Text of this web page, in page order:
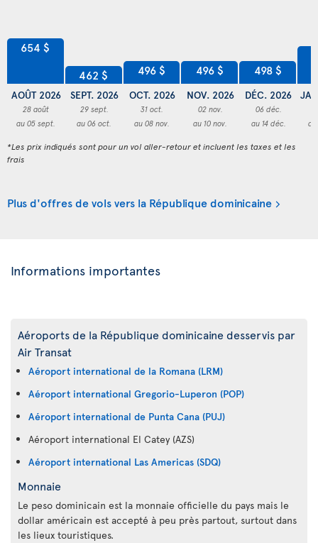
654 $
AOÛT 2026
28 août
au 05 sept.
462 $
SEPT. 2026
29 sept.
au 06 oct.
496 $
OCT. 2026
31 oct.
au 08 nov.
496 $
NOV. 2026
02 nov.
au 10 nov.
498 $
DÉC. 2026
06 déc.
au 14 déc.
*Les prix indiqués sont pour un vol aller-retour et incluent les taxes et les
frais
Plus d'offres de vols vers la République dominicaine
Informations importantes
Aéroports de la République dominicaine desservis par
Air Transat
Aéroport international de la Romana (LRM)
Aéroport international Gregorio-Luperon (POP)
Aéroport international de Punta Cana (PUJ)
Aéroport international El Catey (AZS)
Aéroport international Las Americas (SDQ)
Monnaie
Le peso dominicain est la monnaie officielle du pays mais le
dollar américain est accepté à peu près partout, surtout dans
les lieux touristiques.